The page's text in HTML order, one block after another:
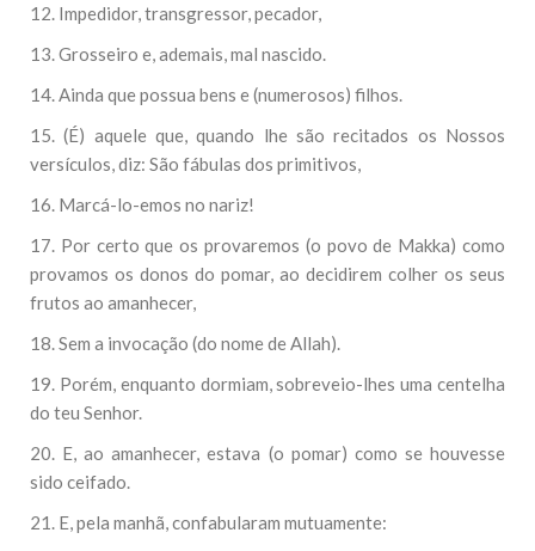
12. Impedidor, transgressor, pecador,
13. Grosseiro e, ademais, mal nascido.
14. Ainda que possua bens e (numerosos) filhos.
15. (É) aquele que, quando lhe são recitados os Nossos
versículos, diz: São fábulas dos primitivos,
16. Marcá-lo-emos no nariz!
17. Por certo que os provaremos (o povo de Makka) como
provamos os donos do pomar, ao decidirem colher os seus
frutos ao amanhecer,
18. Sem a invocação (do nome de Allah).
19. Porém, enquanto dormiam, sobreveio-lhes uma centelha
do teu Senhor.
20. E, ao amanhecer, estava (o pomar) como se houvesse
sido ceifado.
21. E, pela manhã, confabularam mutuamente: